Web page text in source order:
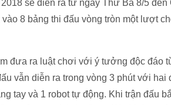
sẽ diễn ra từ ngày Thứ Ba 8/5
8 bảng thi đấu vòng tròn một lượt
đưa ra luật chơi với ý tưởng độc đáo
vẫn diễn ra trong vòng 3 phút với
tay và 1 robot tự động. Khi trận đấu